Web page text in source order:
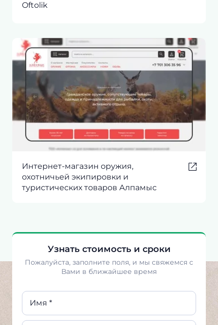
Oftolik
Интернет-магазин оружия,
охотничьей экипировки и
туристических товаров Алпамыс
Узнать стоимость и сроки
Пожалуйста, заполните поля, и мы свяжемся с
Вами в ближайшее время
Имя *